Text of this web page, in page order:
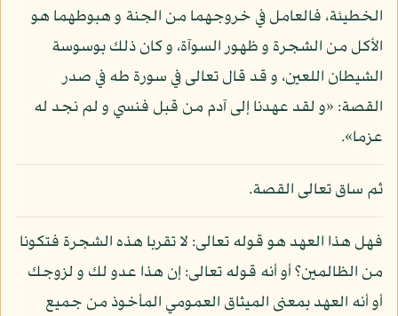
الخطيئة، فالعامل في خروجهما من الجنة و هبوطهما هو
الأكل من الشجرة و ظهور السوآة، و كان ذلك بوسوسة
الشيطان اللعين، و قد قال تعالى في سورة طه في صدر
القصة: «و لقد عهدنا إلى آدم من قبل فنسي و لم نجد له
عزما».
ثم ساق تعالى القصة.
فهل هذا العهد هو قوله تعالى: لا تقربا هذه الشجرة فتكونا
من الظالمين؟ أو أنه قوله تعالى: إن هذا عدو لك و لزوجك
أو أنه العهد بمعنى الميثاق العمومي المأخوذ من جميع